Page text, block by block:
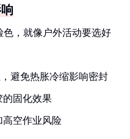
，就像户外活动要选好
避免热胀冷缩影响密封
的固化效果
高空作业风险